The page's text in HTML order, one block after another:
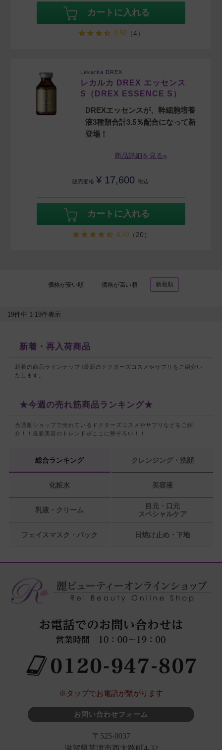
カートに入れる
3.50 （4）
Lekarka DREX
レカルカ DREX エッセンス
S（DREX ESSENCE S）
DREXエッセンスが、幹細胞培養
液3種類合計3.5％配合になって新
登場！
商品詳細を見る»
販売価格 ¥ 17,600 税込
カートに入れる
4.70（20）
価格が安い順 価格が高い順 新着順
19件中 1-19件表示
新着・再入荷商品
新着の商品ラインナップ‼最新のドクターズコスメやサプリをご紹介い
たします。
★今週の売れ筋商品ランキング★
当通販ショップで売れているドクターズコスメやサプリなどをご紹
介！！ 最新美容のトレンドがここに勢ぞろい！！
総合ランキング クレンジング・洗顔
化粧水 美容液
乳液・クリーム
目元・口元
スペシャルケア
フェイスマスク・パック 日焼け止め・下地
※タップでお電話が繋がります
お問い合わせフォーム
〒525-0037
滋賀県草津市西大路町4-32